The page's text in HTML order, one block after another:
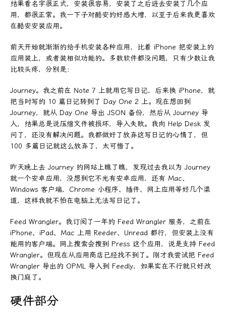
结果看名字很正式，安装很容易，安装了之后进去安装了几个应
用，都很正常。我一下子对酷安的好感大增，以至于后来我更喜欢
在酷安安装应用。
前天开始就渐渐的给手机安装各种应用，比着 iPhone 把安装上的
应用装上，或者装相似功能的。多数软件都没问题，只有少数让我
比较头疼，分别是：
Journey。我之前在 Note 7 上就用它写日记，后来换 iPhone，就
把当时写的 10 篇日记转到了 Day One 2 上。现在想回到
Journey，就从 Day One 导出 JSON 备份，然后从 Journey 导
入，结果总是说压缩文件被损坏，导入失败。我向 Help Desk 发
问了，还没有解决问题。我都做好了放弃这写日记的心情了，但
100 多篇日记就这么放弃了，太可惜了。
昨天晚上去 Journey 的网站上瞧了瞧，发现过去我以为 Journey
就一个安卓应用，没想到它不光有安卓应用，还有 Mac、
Windows 客户端，Chrome 小程序、插件、网上应用等好几个渠
道，这样我就不怕在电脑上无法写日记了。
Feed Wrangler。我订阅了一年的 Feed Wrangler 服务，之前在
iPhone、iPad、Mac 上用 Reeder、Unread 都行，但安装上没有
能用的客户端。网上搜索会搜到 Press 这个应用，说是支持 Feed
Wrangler。但现在从应用商店已经找不到了。刚才我尝试把 Feed
Wrangler 导出的 OPML 导入到 Feedly，如果实在不行就只好改
换门庭了。
硬件部分